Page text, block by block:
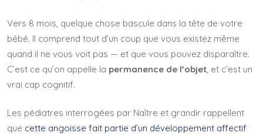
Vers 8 mois, quelque chose bascule dans la tête de votre
bébé. Il comprend tout d’un coup que vous existez même
quand il ne vous voit pas — et que vous pouvez disparaître.
C’est ce qu’on appelle la permanence de l’objet , et c’est un
vrai cap cognitif.
Les pédiatres interrogées par Naître et grandir rappellent
que cette angoisse fait partie d’un développement affectif